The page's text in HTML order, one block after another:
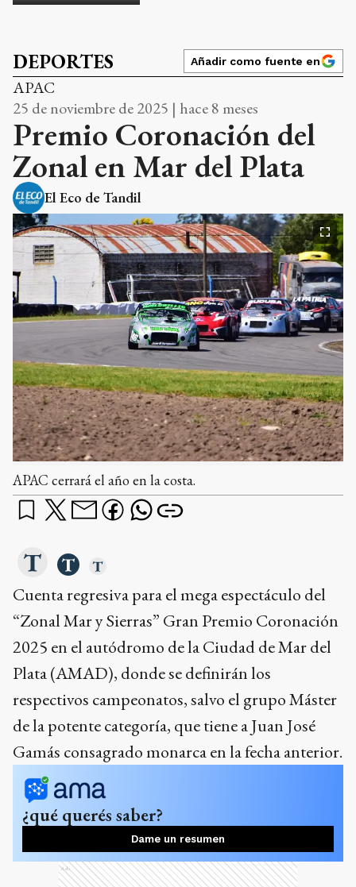
DEPORTES Añadir como fuente en
APAC
25 de noviembre de 2025 | hace 8 meses
Premio Coronación del
Zonal en Mar del Plata
El Eco de Tandil
APAC cerrará el año en la costa.
Cuenta regresiva para el mega espectáculo del
“Zonal Mar y Sierras” Gran Premio Coronación
2025 en el autódromo de la Ciudad de Mar del
Plata (AMAD), donde se definirán los
respectivos campeonatos, salvo el grupo Máster
de la potente categoría, que tiene a Juan José
Gamás consagrado monarca en la fecha anterior.
¿qué querés saber?
Dame un resumen
Ads